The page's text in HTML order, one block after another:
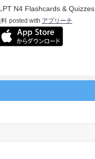
N4 Flashcards & Quizzes
料 posted with アプリーチ